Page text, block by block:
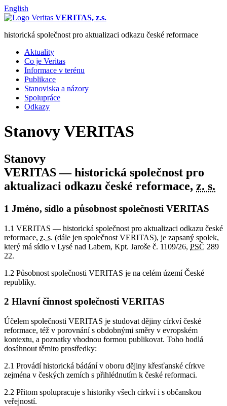
English
VERITAS, z.s.
historická společnost pro aktualizaci odkazu české reformace
Aktuality
Co je Veritas
Informace v terénu
Publikace
Stanoviska a názory
Spolupráce
Odkazy
Stanovy VERITAS
Stanovy
VERITAS— historická společnost pro
aktualizaci odkazu české reformace, z. s.
1 Jméno, sídlo a působnost společnosti VERITAS
1.1 VERITAS — historická společnost pro aktualizaci odkazu české
reformace, z. s. (dále jen společnost VERITAS), je zapsaný spolek,
který má sídlo v Lysé nad Labem, Kpt. Jaroše č. 1109/26, PSČ 289
22.
1.2 Působnost společnosti VERITAS je na celém území České
republiky.
2 Hlavní činnost společnosti VERITAS
Účelem společnosti VERITAS je studovat dějiny církví české
reformace, též v porovnání s obdobnými směry v evropském
kontextu, a poznatky vhodnou formou publikovat. Toho hodlá
dosáhnout těmito prostředky:
2.1 Provádí historická bádání v oboru dějiny křesťanské církve
zejména v českých zemích s přihlédnutím k české reformaci.
2.2 Přitom spolupracuje s historiky všech církví i s občanskou
veřejností.